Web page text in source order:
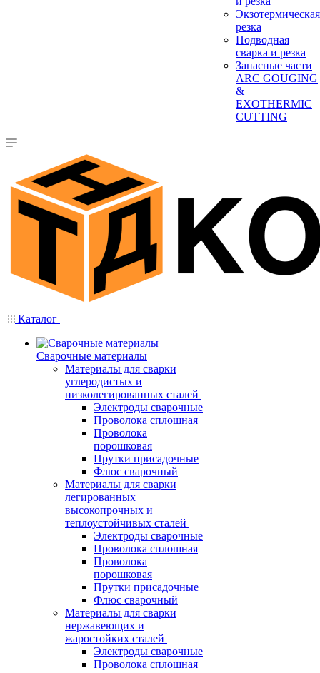
Экзотермическая
резка
Подводная
сварка и резка
Запасные части
ARC GOUGING
&
EXOTHERMIC
CUTTING
Каталог
Сварочные материалы
Материалы для сварки
углеродистых и
низколегированных сталей
Электроды сварочные
Проволока сплошная
Проволока
порошковая
Прутки присадочные
Флюс сварочный
Материалы для сварки
легированных
высокопрочных и
теплоустойчивых сталей
Электроды сварочные
Проволока сплошная
Проволока
порошковая
Прутки присадочные
Флюс сварочный
Материалы для сварки
нержавеющих и
жаростойких сталей
Электроды сварочные
Проволока сплошная